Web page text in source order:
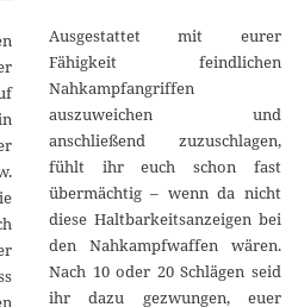
Ausgestattet mit eurer
Fähigkeit feindlichen
Nahkampfangriffen
auszuweichen und
anschließend zuzuschlagen,
fühlt ihr euch schon fast
übermächtig – wenn da nicht
diese Haltbarkeitsanzeigen bei
den Nahkampfwaffen wären.
Nach 10 oder 20 Schlägen seid
ihr dazu gezwungen, euer